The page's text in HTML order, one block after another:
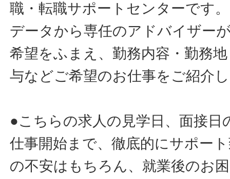
職・転職サポートセンターです
データから専任のアドバイザー
希望をふまえ、勤務内容・勤務
与などご希望のお仕事をご紹介
●こちらの求人の見学日、面接日
仕事開始まで、徹底的にサポー
の不安はもちろん、就業後のお